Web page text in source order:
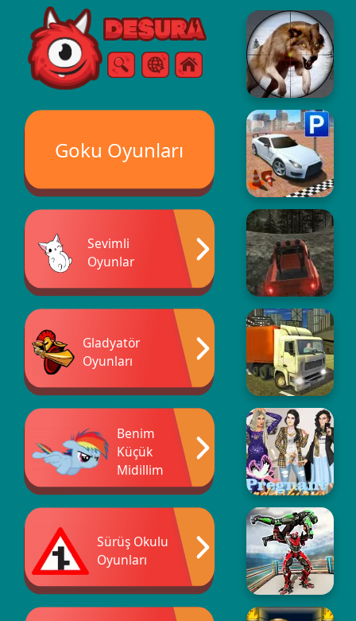
Free Online Games
AramaMenü
Goku Oyunları
Sevimli
Oyunlar
Gladyatör
Oyunları
Benim
Küçük
Midillim
Sürüş Okulu
Oyunları